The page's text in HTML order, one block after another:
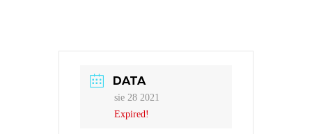
DATA
sie 28 2021
Expired!